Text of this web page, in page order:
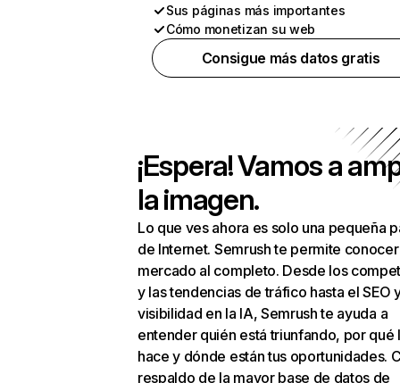
Sus páginas más importantes
Cómo monetizan su web
Consigue más datos gratis
¡Espera! Vamos a
la imagen.
Lo que ves ahora es solo una pequeña
de Internet. Semrush te permite
mercado al completo. Desde los
y las tendencias de tráfico hasta el SEO
visibilidad en la IA, Semrush te ayuda a
entender quién está triunfando, por qué
hace y dónde están tus oportunidades.
respaldo de la mayor base de datos de